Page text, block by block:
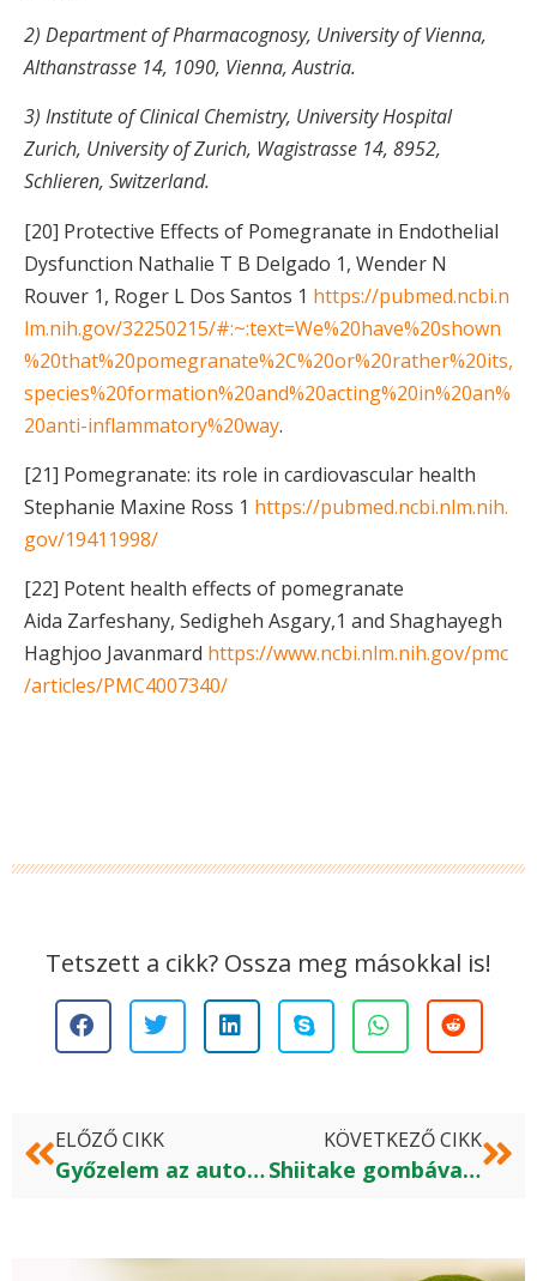
2) Department of Pharmacognosy, University of Vienna,
Althanstrasse 14, 1090, Vienna, Austria.
3) Institute of Clinical Chemistry, University Hospital
Zurich, University of Zurich, Wagistrasse 14, 8952,
Schlieren, Switzerland.
[20] Protective Effects of Pomegranate in Endothelial
Dysfunction Nathalie T B Delgado 1, Wender N
Rouver 1, Roger L Dos Santos 1 https://pubmed.ncbi.n
lm.nih.gov/32250215/#:~:text=We%20have%20shown
%20that%20pomegranate%2C%20or%20rather%20its,
species%20formation%20and%20acting%20in%20an%
20anti-inflammatory%20way.
[21] Pomegranate: its role in cardiovascular health
Stephanie Maxine Ross 1 https://pubmed.ncbi.nlm.nih.
gov/19411998/
[22] Potent health effects of pomegranate
Aida Zarfeshany, Sedigheh Asgary,1 and Shaghayegh
Haghjoo Javanmard https://www.ncbi.nlm.nih.gov/pmc
/articles/PMC4007340/
Tetszett a cikk? Ossza meg másokkal is!
ELŐZŐ CIKK
Győzelem az autoimmun betegségekkel szemben?
KÖVETKEZŐ CIKK
Shiitake gombával a HPV ellen